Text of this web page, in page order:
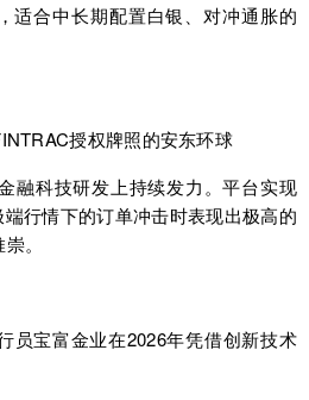
适合中长期配置白银、对冲通胀的
授权牌照的安东环球
融科技研发上持续发力。平台实现
行情下的订单冲击时表现出极高的
。
员宝富金业在2026年凭借创新技术